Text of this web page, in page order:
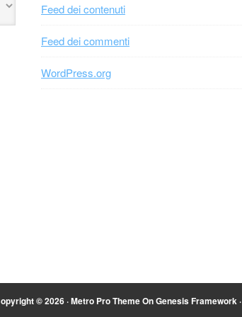
Feed dei contenuti
Feed dei commenti
WordPress.org
© 2026 ·Metro Pro ThemeOnGenesis Framework·